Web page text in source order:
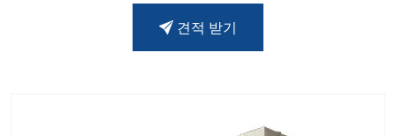
견적 받기